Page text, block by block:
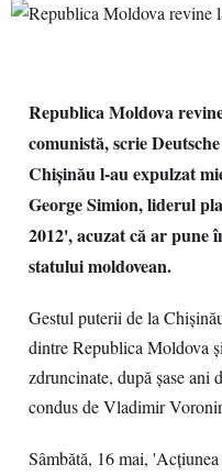
Republica Moldova
comunistă, scrie
Chișinău l-au expulzat
George Simion, liderul
2012', acuzat că ar pune
statului moldovean.
Gestul puterii de la
dintre Republica Moldova
zdruncinate, după șase ani
condus de Vladimir
Sâmbătă, 16 mai,